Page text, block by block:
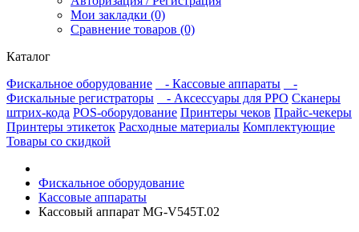
Мои закладки (0)
Сравнение товаров (0)
Каталог
Фискальное оборудование
- Кассовые аппараты
-
Фискальные регистраторы
- Аксессуары для РРО Сканеры
штрих-кода POS-оборудование Принтеры чеков Прайс-чекеры
Принтеры этикеток Расходные материалы Комплектующие
Товары со скидкой
Фискальное оборудование
Кассовые аппараты
Кассовый аппарат MG-V545T.02